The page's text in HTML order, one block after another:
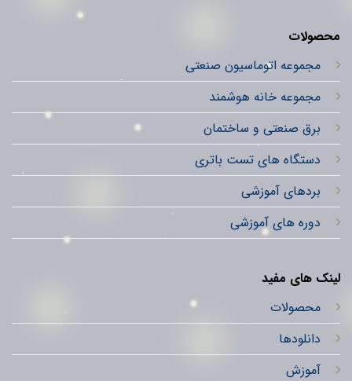
محصولات
مجموعه اتوماسیون صنعتی
مجموعه خانه هوشمند
برق صنعتی و ساختمان
دستگاه های تست باتری
بردهای آموزشی
دوره های آموزشی
لینک های مفید
محصولات
دانلودها
آموزش